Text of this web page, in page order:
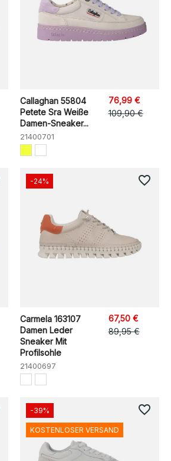
Callaghan 55804
Petete Sra Weiße
Damen-Sneaker...
21400701
76,99 €
109,90 €
Carmela 163107
Damen Leder
Sneaker Mit
Profilsohle
21400697
67,50 €
89,95 €
-24% favorite_border
-39%
KOSTENLOSER VERSAND
favorite_border